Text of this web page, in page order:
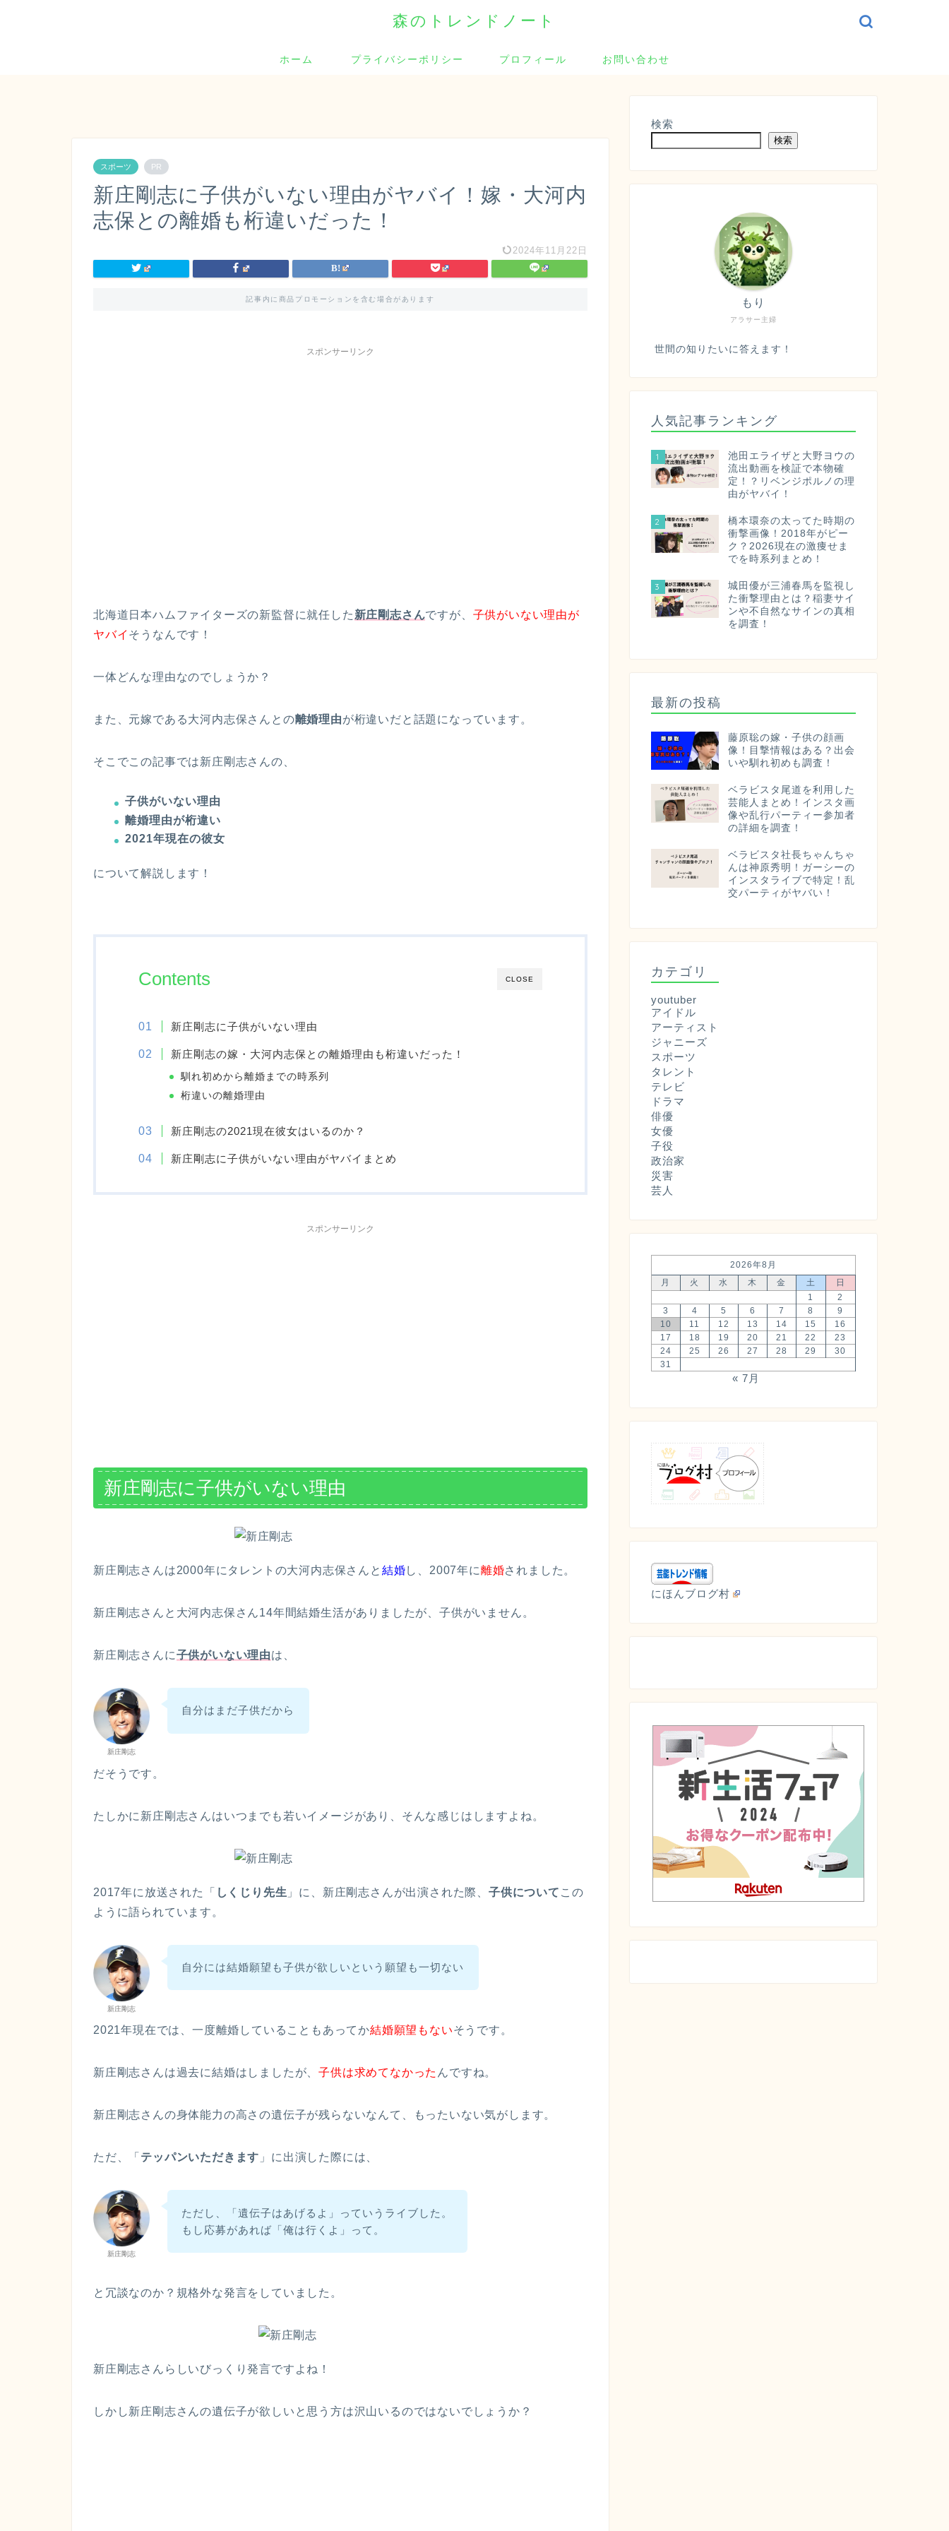
森のトレンドノート
ホーム プライバシーポリシー プロフィール お問い合わせ
スポーツ PR
新庄剛志に子供がいない理由がヤバイ！嫁・大河内
志保との離婚も桁違いだった！
2024年11月22日
記事内に商品プロモーションを含む場合があります
スポンサーリンク
北海道日本ハムファイターズの新監督に就任した 新庄剛志さんですが、 子供がいない理由が
ヤバイ そうなんです！
一体どんな理由なのでしょうか？
また、元嫁である大河内志保さんとの離婚理由が桁違いだと話題になっています。
そこでこの記事では新庄剛志さんの、
子供がいない理由
離婚理由が桁違い
2021年現在の彼女
について解説します！
CLOSE
Contents
新庄剛志に子供がいない理由
新庄剛志の嫁・大河内志保との離婚理由も桁違いだった！
馴れ初めから離婚までの時系列
桁違いの離婚理由
新庄剛志の2021現在彼女はいるのか？
新庄剛志に子供がいない理由がヤバイまとめ
スポンサーリンク
新庄剛志に子供がいない理由
新庄剛志さんは2000年にタレントの大河内志保さんと 結婚し、2007年に離婚されました。
新庄剛志さんと大河内志保さん14年間結婚生活がありましたが、子供がいません。
新庄剛志さんに子供がいない理由は、
新庄剛志
自分はまだ子供だから
だそうです。
たしかに新庄剛志さんはいつまでも若いイメージがあり、そんな感じはしますよね。
2017年に放送された「 しくじり先生 」に、新庄剛志さんが出演された際、子供について この
ように語られています。
新庄剛志
自分には結婚願望も子供が欲しいという願望も一切ない
2021年現在では、一度離婚していることもあってか結婚願望もないそうです。
新庄剛志さんは過去に結婚はしましたが、子供は求めてなかった んですね。
新庄剛志さんの身体能力の高さの遺伝子が残らないなんて、もったいない気がします。
ただ、「 テッパンいただきます 」に出演した際には、
新庄剛志
ただし、「遺伝子はあげるよ」っていうライブした。
もし応募があれば「俺は行くよ」って。
と冗談なのか？規格外な発言をしていました。
新庄剛志さんらしいびっくり発言ですよね！
しかし新庄剛志さんの遺伝子が欲しいと思う方は沢山いるのではないでしょうか？
検索
検索
アラサー主婦
もり
世間の知りたいに答えます！
人気記事ランキング
1
池田エライザと大野ヨウの
流出動画を検証で本物確
定！？リベンジポルノの理
由がヤバイ！
2
橋本環奈の太ってた時期の
衝撃画像！2018年がピー
ク？2026現在の激痩せま
でを時系列まとめ！
3
城田優が三浦春馬を監視し
た衝撃理由とは？稲妻サイ
ンや不自然なサインの真相
を調査！
最新の投稿
藤原聡の嫁・子供の顔画
像！目撃情報はある？出会
いや馴れ初めも調査！
ベラビスタ尾道を利用した
芸能人まとめ！インスタ画
像や乱行パーティー参加者
の詳細を調査！
ベラビスタ社長ちゃんちゃ
んは神原秀明！ガーシーの
インスタライブで特定！乱
交パーティがヤバい！
カテゴリ
youtuber
アイドル
アーティスト
ジャニーズ
スポーツ
タレント
テレビ
ドラマ
俳優
女優
子役
政治家
災害
芸人
2026年8月
月
火 水 木 金 土
日
1
2
3
4 5 6 7 8
9
10
11 12 13 14 15
16
17
18 19 20 21 22
23
24
25 26 27 28 29
30
31
« 7月
にほんブログ村